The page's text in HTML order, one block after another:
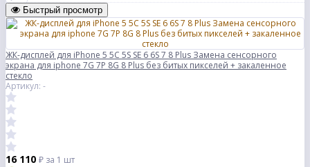
Быстрый просмотр
ЖК-дисплей для iPhone 5 5C 5S SE 6 6S 7 8 Plus Замена сенсорного
экрана для iphone 7G 7P 8G 8 Plus без битых пикселей + закаленное
стекло
Артикул: -
16 110 ₽ за 1 шт